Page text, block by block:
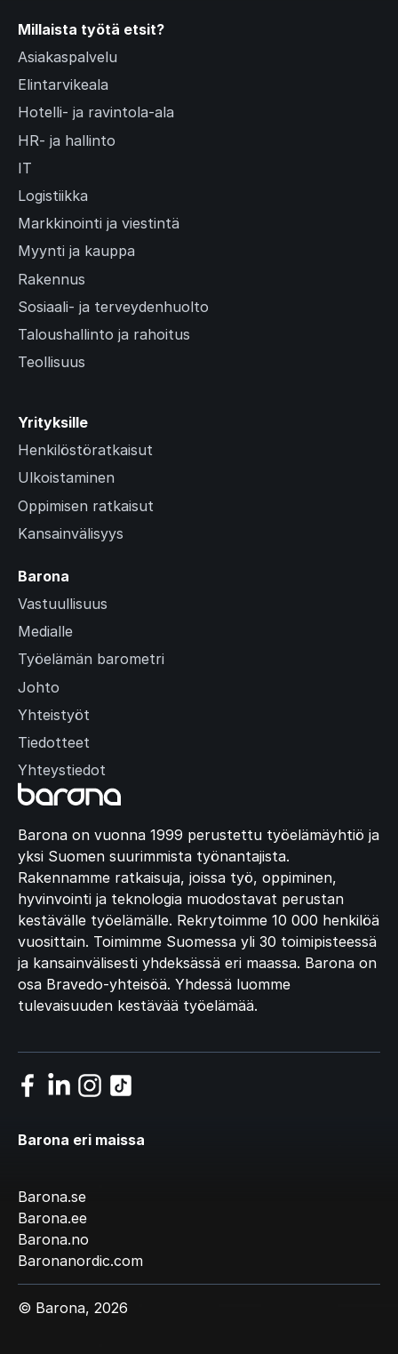
Barona on vuonna 1999 perustettu työelämäyhtiö ja
yksi Suomen suurimmista työnantajista.
Rakennamme ratkaisuja, joissa työ, oppiminen,
hyvinvointi ja teknologia muodostavat perustan
kestävälle työelämälle. Rekrytoimme 10 000 henkilöä
vuosittain. Toimimme Suomessa yli 30 toimipisteessä
ja kansainvälisesti yhdeksässä eri maassa. Barona on
osa Bravedo-yhteisöä. Yhdessä luomme
tulevaisuuden kestävää työelämää.
Millaista työtä etsit?
Asiakaspalvelu
Elintarvikeala
Hotelli- ja ravintola-ala
HR- ja hallinto
IT
Logistiikka
Markkinointi ja viestintä
Myynti ja kauppa
Rakennus
Sosiaali- ja terveydenhuolto
Taloushallinto ja rahoitus
Teollisuus
Yrityksille
Henkilöstöratkaisut
Ulkoistaminen
Oppimisen ratkaisut
Kansainvälisyys
Barona
Vastuullisuus
Medialle
Työelämän barometri
Johto
Yhteistyöt
Tiedotteet
Yhteystiedot
Barona eri maissa
Barona.se
Barona.ee
Barona.no
Baronanordic.com
© Barona, 2026